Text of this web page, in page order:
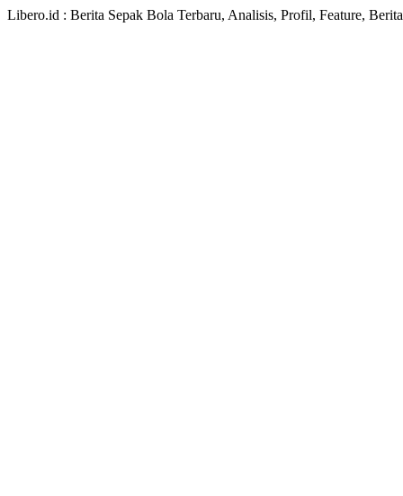
Libero.id : Berita Sepak Bola Terbaru, Analisis, Profil, Feature,